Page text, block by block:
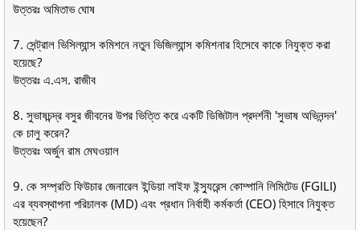
উত্তরঃ অমিতাভ ঘোষ
7. সেন্ট্রাল ভিসিল্যান্স কমিশনে নতুন ভিজিল্যান্স কমিশনার হিসেবে কাকে নিযুক্ত করা
হয়েছে?
উত্তরঃ এ.এস. রাজীব
8. সুভাষচন্দ্র বসুর জীবনের উপর ভিত্তি করে একটি ডিজিটাল প্রদর্শনী 'সুভাষ অভিনন্দন'
কে চালু করেন?
উত্তরঃ অর্জুন রাম মেঘওয়াল
9. কে সম্প্রতি ফিউচার জেনারেল ইন্ডিয়া লাইফ ইন্স্যুরেন্স কোম্পানি লিমিটেড (FGILI)
এর ব্যবস্থাপনা পরিচালক (MD) এবং প্রধান নির্বাহী কর্মকর্তা (CEO) হিসাবে নিযুক্ত
হয়েছেন?